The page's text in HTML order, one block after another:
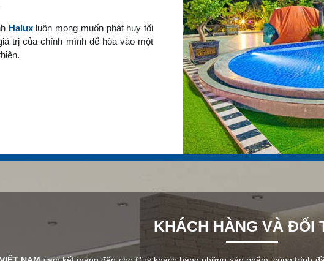
Haluxluôn mong muốn phát huy tối
trị của chính mình để hòa vào một
KHÁCH HÀNG VÀ ĐỐI